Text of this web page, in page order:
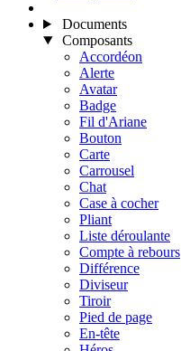
Documents
Composants
Accordéon
Alerte
Avatar
Badge
Fil d'Ariane
Bouton
Carte
Carrousel
Chat
Case à cocher
Pliant
Liste déroulante
Compte à rebours
Différence
Diviseur
Tiroir
Pied de page
En-tête